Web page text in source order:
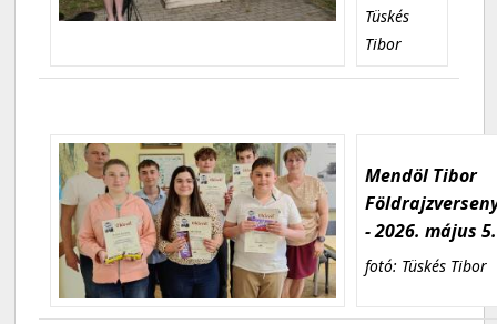
Tüskés
Tibor
Mendöl Tibor
- 2026. május 5.
fotó: Tüskés Tibor